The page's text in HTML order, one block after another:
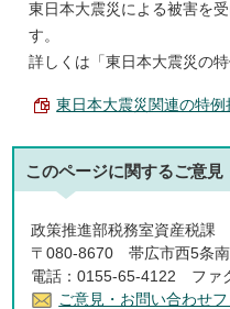
東日本大震災による被害を
す。
詳しくは「東日本大震災の
東日本大震災関連の特例
このページに関するご意見
政策推進部税務室資産税課
〒080-8670 帯広市西5条
電話：0155-65-4122 ファ
ご意見・お問い合わせ